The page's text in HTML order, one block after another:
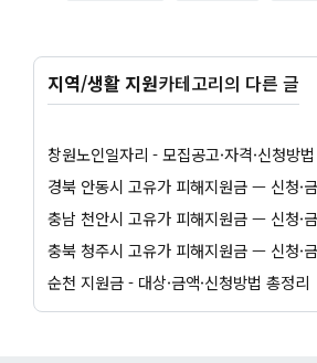
지역/생활 지원카테고리의 다른 글
순천 지원금 - 대상·금액·신청방법 총정리